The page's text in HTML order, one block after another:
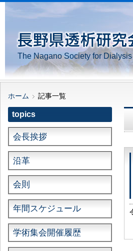
The Nagano Society for
ホーム 記事一覧
topics
会長挨拶
沿革
会則
年間スケジュール
学術集会開催履歴